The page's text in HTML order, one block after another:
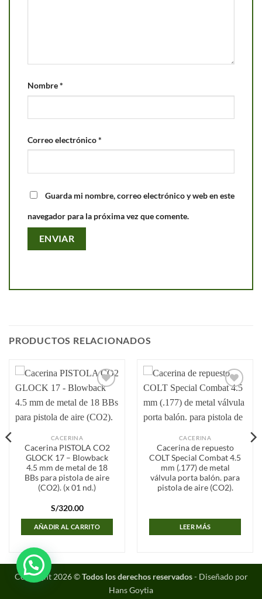
Nombre*
Correo electrónico*
Guarda mi nombre, correo electrónico y web en este
navegador para la próxima vez que comente.
PRODUCTOS RELACIONADOS
a la
deseos
CACERINA
Cacerina PISTOLA CO2
GLOCK 17 – Blowback
4.5 mm de metal de 18
BBs para pistola de aire
(CO2). (x 01 nd.)
S/320.00
AÑADIR AL CARRITO
a la
deseos
CACERINA
Cacerina de repuesto
COLT Special Combat 4.5
mm (.177) de metal
válvula porta balón. para
pistola de aire (CO2).
LEER MÁS
Copyright 2026 ©Todos los derechos reservados- Diseñado por
Hans Goytia